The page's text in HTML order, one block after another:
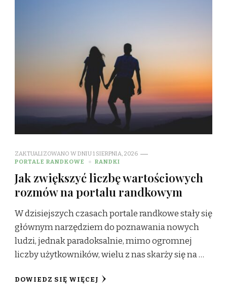
ZAKTUALIZOWANO W DNIU1 SIERPNIA, 2026
PORTALE RANDKOWE
RANDKI
Jak zwiększyć liczbę wartościowych
rozmów na portalu randkowym
W dzisiejszych czasach portale randkowe stały się
głównym narzędziem do poznawania nowych
ludzi, jednak paradoksalnie, mimo ogromnej
liczby użytkowników, wielu z nas skarży się na …
DOWIEDZ SIĘ WIĘCEJ